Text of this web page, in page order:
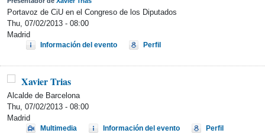
Portavoz de CiU en el Congreso de los Diputados
Thu, 07/02/2013 - 08:00
Madrid
Información del evento Perfil
Xavier Trias
Alcalde de Barcelona
Thu, 07/02/2013 - 08:00
Madrid
Multimedia Información del evento Perfil